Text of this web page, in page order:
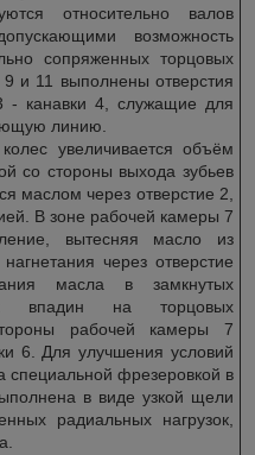
относительно валов
возможность
сопряженных торцовых
и 11 выполнены отверстия
- канавки 4, служащие для
линию.
увеличивается объём
со стороны выхода зубьев
маслом через отверстие 2,
В зоне рабочей камеры 7
вытесняя масло из
через отверстие
масла в замкнутых
впадин на торцовых
рабочей камеры 7
6. Для улучшения условий
специальной фрезеровкой в
в виде узкой щели
радиальных нагрузок,